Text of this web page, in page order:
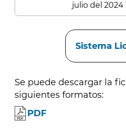
julio del 2024
Sistema
Se puede descargar la
siguientes formatos:
PDF